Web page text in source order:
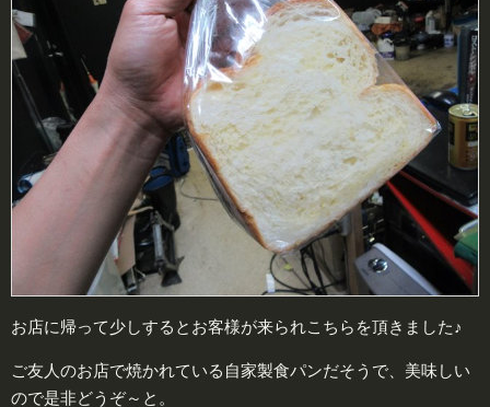
お店に帰って少しするとお客様が来られこちらを頂きました♪
ご友人のお店で焼かれている自家製食パンだそうで、美味しい
ので是非どうぞ～と。